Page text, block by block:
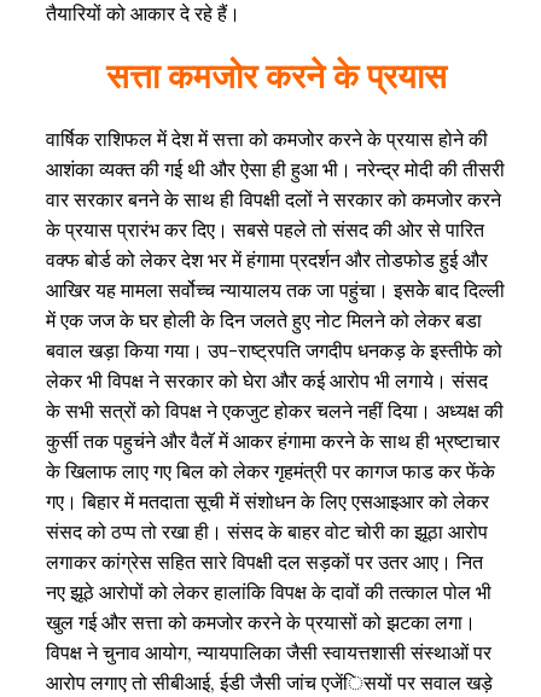
तैयारियों को आकार दे रहे हैं।
सत्ता कमजोर करने के प्रयास
वार्षिक राशिफल में देश में सत्ता को कमजोर करने के प्रयास होने की
आशंका व्यक्त की गई थी और ऐसा ही हुआ भी। नरेन्द्र मोदी की तीसरी
वार सरकार बनने के साथ ही विपक्षी दलों ने सरकार को कमजोर करने
के प्रयास प्रारंभ कर दिए। सबसे पहले तो संसद की ओर से पारित
वक्फ बोर्ड को लेकर देश भर में हंगामा प्रदर्शन और तोडफोड हुई और
आखिर यह मामला सर्वोच्च न्यायालय तक जा पहुंचा। इसकेे बाद दिल्ली
में एक जज के घर होली के दिन जलते हुए नोट मिलने को लेकर बडा
बवाल खड़ा किया गया। उप-राष्ट्रपति जगदीप धनकड़ के इस्तीफे को
लेकर भी विपक्ष ने सरकार को घेरा और कई आरोप भी लगाये। संसद
के सभी सत्रों को विपक्ष ने एकजुट होकर चलने नहीं दिया। अध्यक्ष की
कुर्सी तक पहुचंने और वैलॅ में आकर हंगामा करने के साथ ही भ्रष्टाचार
के खिलाफ लाए गए बिल को लेकर गृहमंत्री पर कागज फाड कर फेंके
गए। बिहार में मतदाता सूची में संशोधन के लिए एसआइआर को लेकर
संसद को ठप्प तो रखा ही। संसद के बाहर वोट चोरी का झूठा आरोप
लगाकर कांग्रेस सहित सारे विपक्षी दल सड़कों पर उतर आए। नित
नए झूठे आरोपों को लेकर हालांकि विपक्ष के दावों की तत्काल पोल भी
खुल गई और सत्ता को कमजोर करने के प्रयासों को झटका लगा।
विपक्ष ने चुनाव आयोग, न्यायपालिका जैसी स्वायत्तशासी संस्थाओं पर
आरोप लगाए तो सीबीआई, ईडी जैसी जांच एजेंिसयों पर सवाल खड़े